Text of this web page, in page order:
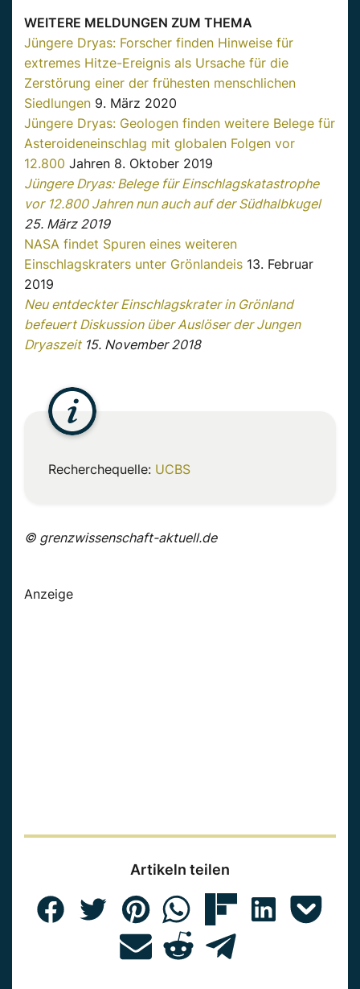
WEITERE MELDUNGEN ZUM THEMA
Jüngere Dryas: Forscher finden Hinweise für
extremes Hitze-Ereignis als Ursache für die
Zerstörung einer der frühesten menschlichen
Siedlungen 9. März 2020
Jüngere Dryas: Geologen finden weitere Belege für
Asteroideneinschlag mit globalen Folgen vor
12.800 Jahren 8. Oktober 2019
Jüngere Dryas: Belege für Einschlagskatastrophe
vor 12.800 Jahren nun auch auf der Südhalbkugel
25. März 2019
NASA findet Spuren eines weiteren
Einschlagskraters unter Grönlandeis 13. Februar
2019
Neu entdeckter Einschlagskrater in Grönland
befeuert Diskussion über Auslöser der Jungen
Dryaszeit15. November 2018
Recherchequelle: UCBS
© grenzwissenschaft-aktuell.de
Anzeige
Artikeln teilen